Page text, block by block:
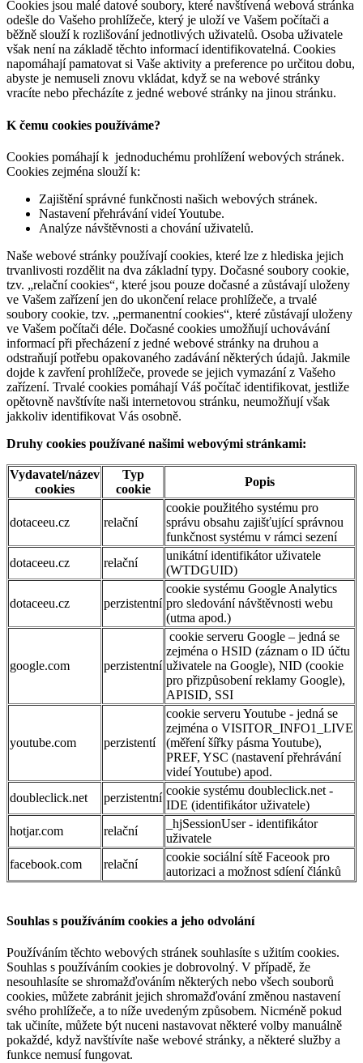
Cookies jsou malé datové soubory, které navštívená webová stránka
odešle do Vašeho prohlížeče, který je uloží ve Vašem počítači a
běžně slouží k rozlišování jednotlivých uživatelů. Osoba uživatele
však není na základě těchto informací identifikovatelná. Cookies
napomáhají pamatovat si Vaše aktivity a preference po určitou dobu,
abyste je nemuseli znovu vkládat, když se na webové stránky
vracíte nebo přecházíte z jedné webové stránky na jinou stránku.
K čemu cookies používáme?
Cookies pomáhají k jednoduchému prohlížení webových stránek.
Cookies zejména slouží k:
Zajištění správné funkčnosti našich webových stránek.
Nastavení přehrávání videí Youtube.
Analýze návštěvnosti a chování uživatelů.
Naše webové stránky používají cookies, které lze z hlediska jejich
trvanlivosti rozdělit na dva základní typy. Dočasné soubory cookie,
tzv. „relační cookies“, které jsou pouze dočasné a zůstávají uloženy
ve Vašem zařízení jen do ukončení relace prohlížeče, a trvalé
soubory cookie, tzv. „permanentní cookies“, které zůstávají uloženy
ve Vašem počítači déle. Dočasné cookies umožňují uchovávání
informací při přecházení z jedné webové stránky na druhou a
odstraňují potřebu opakovaného zadávání některých údajů. Jakmile
dojde k zavření prohlížeče, provede se jejich vymazání z Vašeho
zařízení. Trvalé cookies pomáhají Váš počítač identifikovat, jestliže
opětovně navštívíte naši internetovou stránku, neumožňují však
jakkoliv identifikovat Vás osobně.
Druhy cookies používané našimi webovými stránkami:
Vydavatel/název
cookies
Typ
cookie
Popis
dotaceeu.cz relační
cookie použitého systému pro
správu obsahu zajišťující správnou
funkčnost systému v rámci sezení
dotaceeu.cz
relační
unikátní identifikátor uživatele
(WTDGUID)
dotaceeu.cz perzistentní
cookie systému Google Analytics
pro sledování návštěvnosti webu
(utma apod.)
google.com perzistentní
cookie serveru Google – jedná se
zejména o HSID (záznam o ID účtu
uživatele na Google), NID (cookie
pro přizpůsobení reklamy Google),
APISID, SSI
youtube.com perzistentí
cookie serveru Youtube - jedná se
zejména o VISITOR_INFO1_LIVE
(měření šířky pásma Youtube),
PREF, YSC (nastavení přehrávání
videí Youtube) apod.
doubleclick.net
perzistentní
cookie systému doubleclick.net -
IDE (identifikátor uživatele)
hotjar.com
relační
_hjSessionUser - identifikátor
uživatele
facebook.com
relační
cookie sociální sítě Faceook pro
autorizaci a možnost sdíení článků
Souhlas s používáním cookies a jeho odvolání
Používáním těchto webových stránek souhlasíte s užitím cookies.
Souhlas s používáním cookies je dobrovolný. V případě, že
nesouhlasíte se shromažďováním některých nebo všech souborů
cookies, můžete zabránit jejich shromažďování změnou nastavení
svého prohlížeče, a to níže uvedeným způsobem. Nicméně pokud
tak učiníte, můžete být nuceni nastavovat některé volby manuálně
pokaždé, když navštívíte naše webové stránky, a některé služby a
funkce nemusí fungovat.